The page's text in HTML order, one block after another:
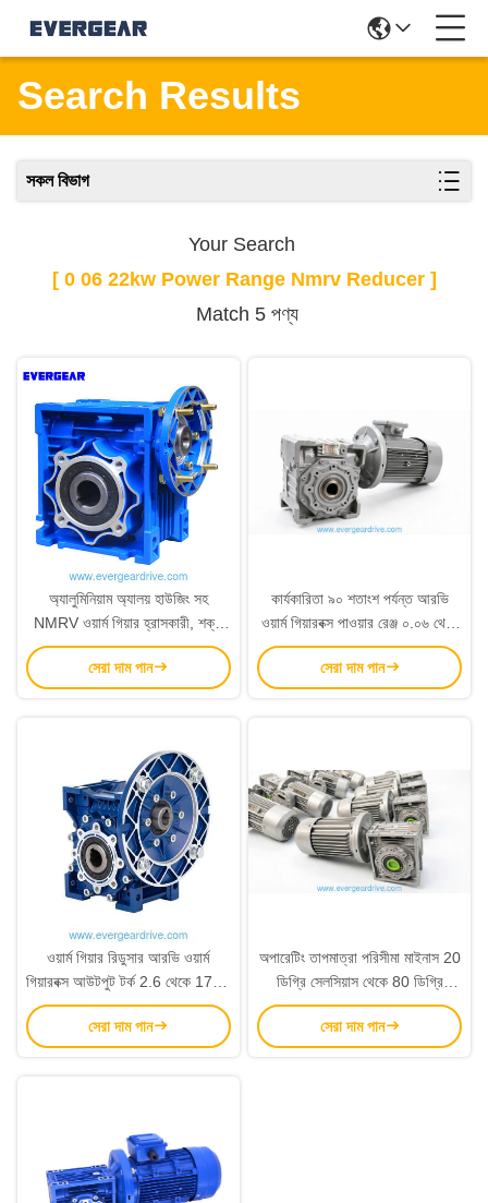
Search Results
সকল বিভাগ
Your Search
[ 0 06 22kw Power Range Nmrv Reducer ]
Match 5 পণ্য
অ্যালুমিনিয়াম অ্যালয় হাউজিং সহ
NMRV ওয়ার্ম গিয়ার হ্রাসকারী, শক্ত
করা ওয়ার্ম শ্যাফ্ট, এবং 0.06~22kw
পাওয়ার রেঞ্জ
সেরা দাম পান
কার্যকারিতা ৯০ শতাংশ পর্যন্ত আরভি
ওয়ার্ম গিয়ারবক্স পাওয়ার রেঞ্জ ০.০৬ থেকে
২২ কিলোওয়াট নীল বা রৌপ্য রঙ দীর্ঘ
সেবা জীবনের জন্য ডিজাইন করা
সেরা দাম পান
ওয়ার্ম গিয়ার রিডুসার আরভি ওয়ার্ম
গিয়ারবক্স আউটপুট টর্ক 2.6 থেকে 1760
Nm অপারেটিং টেম্পারেচার রেঞ্জ মাইনাস
20 সেলসিয়াস থেকে 80 সেলসিয়াস
সেরা দাম পান
অপারেটিং তাপমাত্রা পরিসীমা মাইনাস 20
ডিগ্রি সেলসিয়াস থেকে 80 ডিগ্রি
সেলসিয়াস অ্যালুমিনিয়াম ওয়ার্ম গিয়ার
রিডুসার আরভি ওয়ার্ম গিয়ারবক্স টর্ক
ট্রান্সমিশনের জন্য ডিজাইন করা হয়েছে
সেরা দাম পান